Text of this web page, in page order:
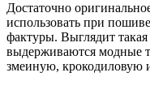
Достаточно
использовать при
фактуры. Выглядит
выдерживаются модные
змеиную, крокодиловую